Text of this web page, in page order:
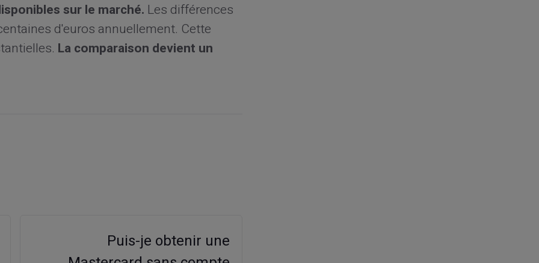
sur le marché. Les différences
d'euros annuellement. Cette
La comparaison devient un
Puis-je obtenir une